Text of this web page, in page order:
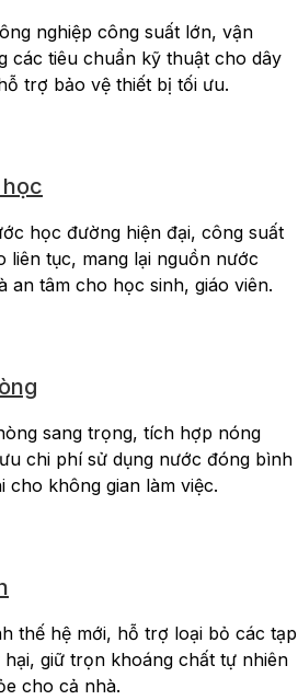
nghiệp công suất lớn, vận
các tiêu chuẩn kỹ thuật cho dây
trợ bảo vệ thiết bị tối ưu.
học đường hiện đại, công suất
liên tục, mang lại nguồn nước
an tâm cho học sinh, giáo viên.
sang trọng, tích hợp nóng
chi phí sử dụng nước đóng bình
cho không gian làm việc.
thế hệ mới, hỗ trợ loại bỏ các tạp
giữ trọn khoáng chất tự nhiên
cho cả nhà.